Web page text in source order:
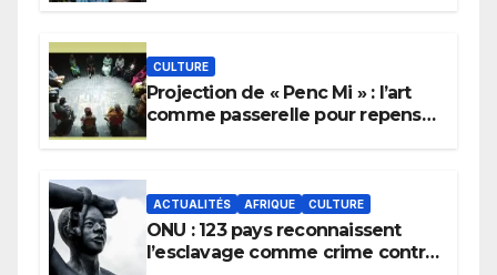
CULTURE
Projection de « Penc Mi » : l’art
comme passerelle pour repenser
ACTUALITÉS AFRIQUE CULTURE
ONU : 123 pays reconnaissent
l’esclavage comme crime contre